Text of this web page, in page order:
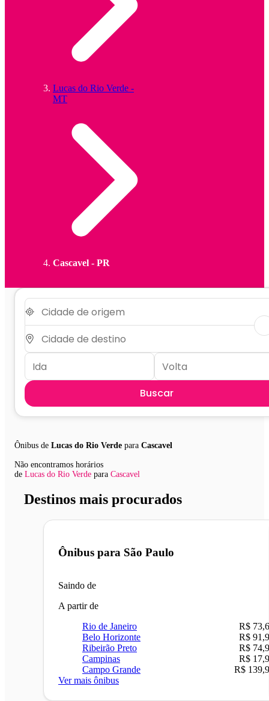
Lucas do Rio Verde -
MT
Cascavel - PR
Buscar
Ônibus de Lucas do Rio Verde para Cascavel
Não encontramos horários
de Lucas do Rio Verde para Cascavel
Destinos mais procurados
Ônibus para São Paulo
Saindo de
A partir de
Rio de Janeiro
R$
Belo Horizonte
R$
Ribeirão Preto
R$
Campinas
R$
Campo Grande
R$
Ver mais ônibus